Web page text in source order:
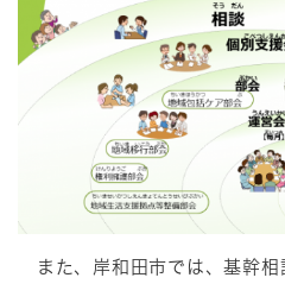
また、岸和田市では、基幹相